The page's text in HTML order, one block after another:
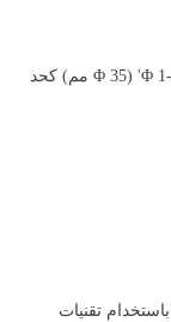
تصميم ليتم تركيبه من خلال فتحة واحدة، Φ 1- 3/8' (Φ 35 مم) كحد
تقنيات